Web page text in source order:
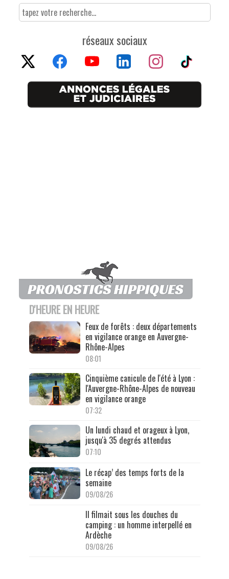
réseaux sociaux
D'HEURE EN HEURE
Feux de forêts : deux départements
en vigilance orange en Auvergne-
Rhône-Alpes
08:01
Cinquième canicule de l'été à Lyon :
l'Auvergne-Rhône-Alpes de nouveau
en vigilance orange
07:32
Un lundi chaud et orageux à Lyon,
jusqu'à 35 degrés attendus
07:10
Le récap’ des temps forts de la
semaine
09/08/26
Il filmait sous les douches du
camping : un homme interpellé en
Ardèche
09/08/26